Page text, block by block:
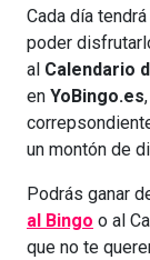
Cada día
poder
al Calendario
en YoBingo.es
un montón de
Podrás ganar
al Bingo o al
que no te